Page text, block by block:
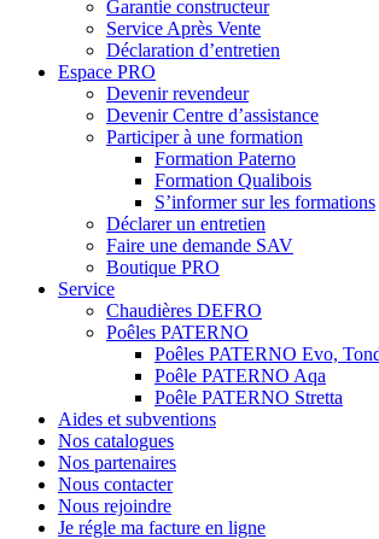
Garantie constructeur
Service Après Vente
Déclaration d’entretien
Espace PRO
Devenir revendeur
Devenir Centre d’assistance
Participer à une formation
Formation Paterno
Formation Qualibois
S’informer sur les formations
Déclarer un entretien
Faire une demande SAV
Boutique PRO
Service
Chaudières DEFRO
Poêles PATERNO
Poêles PATERNO Evo,
Poêle PATERNO Aqa
Poêle PATERNO Stretta
Aides et subventions
Nos catalogues
Nos partenaires
Nous contacter
Nous rejoindre
Je régle ma facture en ligne